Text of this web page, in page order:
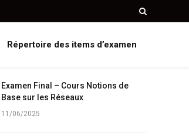
Répertoire des items d’examen
Examen Final – Cours Notions de
Base sur les Réseaux
11/06/2025